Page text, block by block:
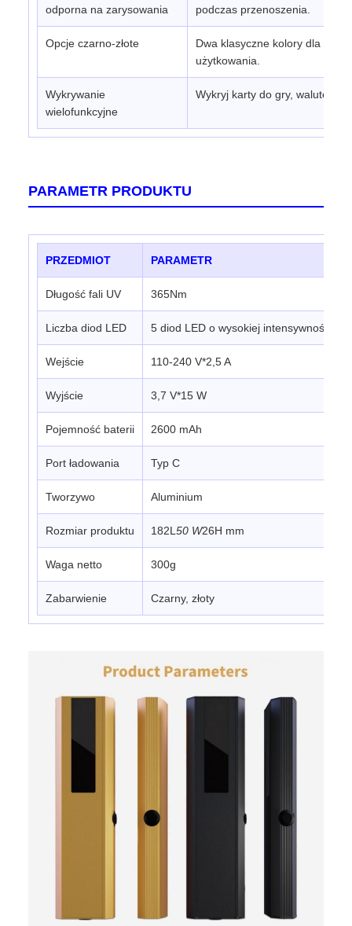
odporna na zarysowania
podczas przenoszenia.
Opcje czarno-złote
Dwa klasyczne kolory dla
użytkowania.
Wykrywanie
wielofunkcyjne
Wykryj karty do gry, walutę,
PARAMETR PRODUKTU
PRZEDMIOT PARAMETR
Długość fali UV 365Nm
Liczba diod LED 5 diod LED o wysokiej intensywności
Wejście 110-240 V*2,5 A
Wyjście 3,7 V*15 W
Pojemność baterii 2600 mAh
Port ładowania Typ C
Tworzywo Aluminium
Rozmiar produktu 182L 50 W26H mm
Waga netto 300g
Zabarwienie Czarny, złoty